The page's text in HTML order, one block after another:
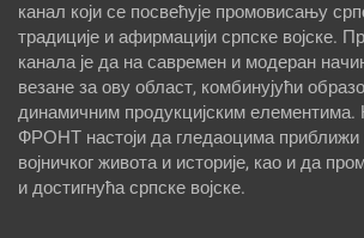
канал који се посвећује промовисању
традиције и афирмацији српске војске.
канала је да на савремен и модеран
везане за ову област, комбинујући
динамичним продукцијским елементима.
ФРОНТ настоји да гледаоцима приближи
војничког живота и историје, као и да
и достигнућа српске војске.